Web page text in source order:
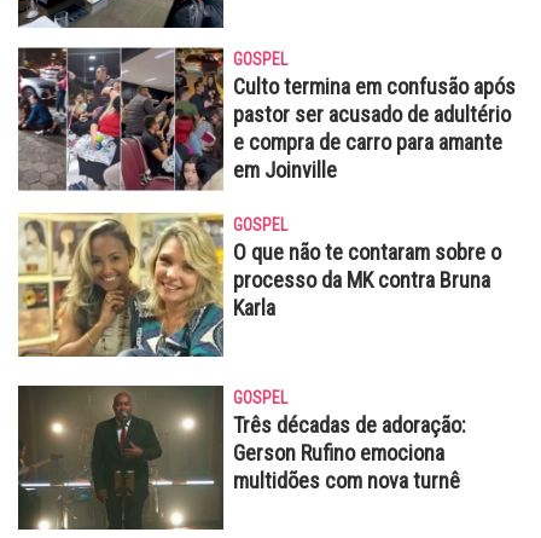
GOSPEL
Culto termina em confusão após
pastor ser acusado de adultério
e compra de carro para amante
em Joinville
GOSPEL
O que não te contaram sobre o
processo da MK contra Bruna
Karla
GOSPEL
Três décadas de adoração:
Gerson Rufino emociona
multidões com nova turnê